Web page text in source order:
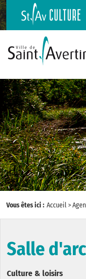
Vous êtes ici : Accueil>
Salle
Culture & loisirs